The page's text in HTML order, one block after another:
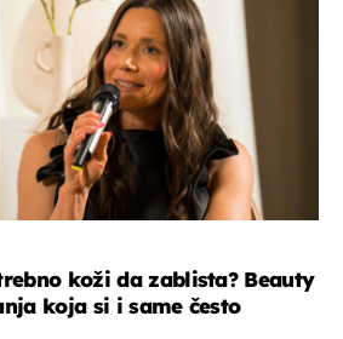
koži da zablista? Beauty
koja si i same često